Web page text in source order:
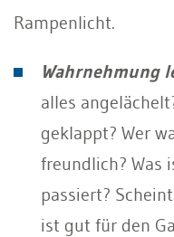
Rampenlicht.
Wahrnehmung
alles
geklappt? Wer
freundlich? Was
passiert?
ist gut für den